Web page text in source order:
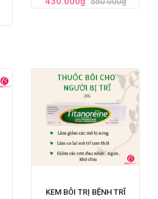
60 VIÊN
KEM BÔI TRỊ BỆNH TRĨ